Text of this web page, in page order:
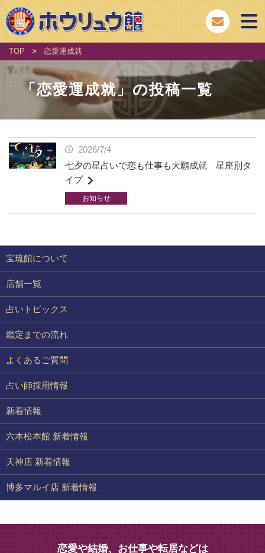
TOP > 恋愛運成就
「恋愛運成就」の投稿一覧
2026/7/4
七夕の星占いで恋も仕事も大願成就 星座別タ
イプ
お知らせ
宝琉館について
店舗一覧
占いトピックス
鑑定までの流れ
よくあるご質問
占い師採用情報
新着情報
六本松本館 新着情報
天神店 新着情報
博多マルイ店 新着情報
恋愛や結婚、お仕事や転居などは